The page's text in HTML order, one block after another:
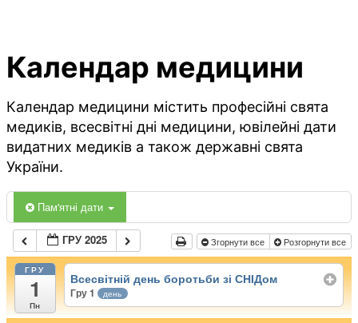
Календар медицини
Календар медицини містить професійні свята
медиків, всесвітні дні медицини, ювілейні дати
видатних медиків а також державні свята
України.
Пам'ятні дати
ГРУ 2025 Згорнути все Розгорнути все
ГРУ
1
Пн
Всесвітній день боротьби зі СНІДом
Гру 1 день